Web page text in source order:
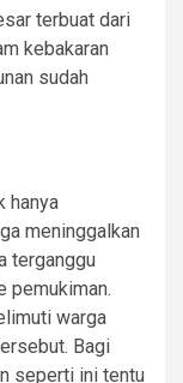
terbuat dari
kebakaran
sudah
hanya
meninggalkan
terganggu
pemukiman.
warga
Bagi
seperti ini tentu